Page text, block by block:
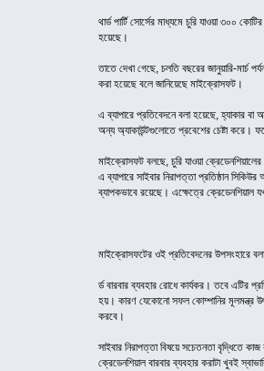
থার্ড পার্টি সোর্সের মাধ্যমে চুরি যাওয়া ৩০০
হয়েছে।
তাতে দেখা গেছে, চলতি বছরের জানুয়ারি-মার্চ
করা হয়েছে বলে জানিয়েছে মাইক্রোসফট।
এ ব্যাপারে প্রতিবেদনে বলা হয়েছে, হ্যাকার
অন্য অ্যাকাউন্টগুলোতে প্রবেশের চেষ্টা করে।
মাইক্রোসফট বলছে, চুরি যাওয়া ক্রেডেনশিয়ালের
এ ব্যাপারে সাইবার নিরাপত্তা প্রতিষ্ঠান
ব্যাপকভাবে রয়েছে। এক্ষেত্রে ক্রেডেনশিয়াল
মাইক্রোসফটের ওই প্রতিবেদনের উপসংহারে বলা
র্ড বারবার ব্যবহার রোধে কার্যকর। তবে এটির
হয়। কারণ যেকোনো সফল কোম্পানির মূলমন্ত্র
করবে।
সাইবার নিরাপত্তা বিষয়ে সচেতনতা বৃদ্ধিতে
ক্রেডেনশিয়াল বারবার ব্যবহার করাটা খুবই